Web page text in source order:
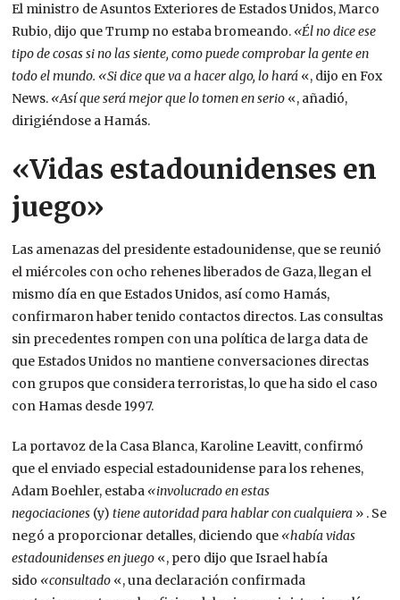
El ministro de Asuntos Exteriores de Estados Unidos, Marco
Rubio, dijo que Trump no estaba bromeando. «Él no dice ese
tipo de cosas si no las siente, como puede comprobar la gente en
todo el mundo. «Si dice que va a hacer algo, lo hará «, dijo en Fox
News. «Así que será mejor que lo tomen en serio «, añadió,
dirigiéndose a Hamás.
«Vidas estadounidenses en
juego»
Las amenazas del presidente estadounidense, que se reunió
el miércoles con ocho rehenes liberados de Gaza, llegan el
mismo día en que Estados Unidos, así como Hamás,
confirmaron haber tenido contactos directos. Las consultas
sin precedentes rompen con una política de larga data de
que Estados Unidos no mantiene conversaciones directas
con grupos que considera terroristas, lo que ha sido el caso
con Hamas desde 1997.
La portavoz de la Casa Blanca, Karoline Leavitt, confirmó
que el enviado especial estadounidense para los rehenes,
Adam Boehler, estaba «involucrado en estas
negociaciones (y)tiene autoridad para hablar con cualquiera » . Se
negó a proporcionar detalles, diciendo que «había vidas
estadounidenses en juego «, pero dijo que Israel había
sido «consultado «, una declaración confirmada